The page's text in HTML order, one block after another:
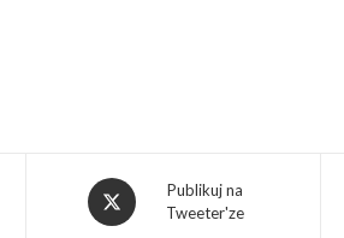
Publikuj na
Tweeter'ze